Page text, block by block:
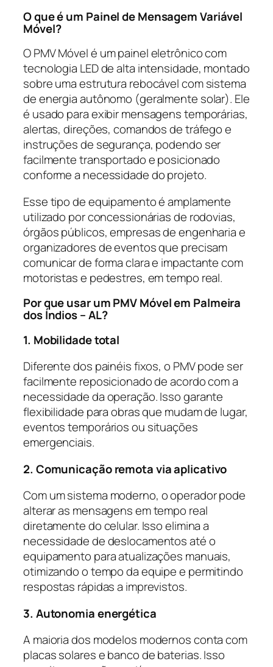
O que é um Painel de Mensagem Variável
Móvel?
O PMV Móvel é um painel eletrônico com
tecnologia LED de alta intensidade, montado
sobre uma estrutura rebocável com sistema
de energia autônomo (geralmente solar). Ele
é usado para exibir mensagens temporárias,
alertas, direções, comandos de tráfego e
instruções de segurança, podendo ser
facilmente transportado e posicionado
conforme a necessidade do projeto.
Esse tipo de equipamento é amplamente
utilizado por concessionárias de rodovias,
órgãos públicos, empresas de engenharia e
organizadores de eventos que precisam
comunicar de forma clara e impactante com
motoristas e pedestres, em tempo real.
Por que usar um PMV Móvel em Palmeira
dos Índios – AL?
1. Mobilidade total
Diferente dos painéis fixos, o PMV pode ser
facilmente reposicionado de acordo com a
necessidade da operação. Isso garante
flexibilidade para obras que mudam de lugar,
eventos temporários ou situações
emergenciais.
2. Comunicação remota via aplicativo
Com um sistema moderno, o operador pode
alterar as mensagens em tempo real
diretamente do celular. Isso elimina a
necessidade de deslocamentos até o
equipamento para atualizações manuais,
otimizando o tempo da equipe e permitindo
respostas rápidas a imprevistos.
3. Autonomia energética
A maioria dos modelos modernos conta com
placas solares e banco de baterias. Isso